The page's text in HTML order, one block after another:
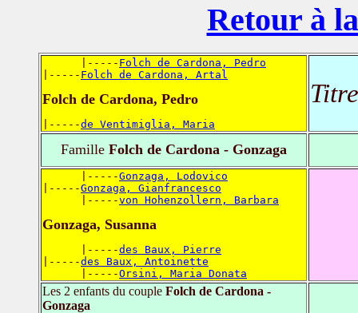
Retour à
      |-----
Folch de Cardona, Pedro
|----- Folch de Cardona, Artal
Folch de Cardona, Pedro
|-----de Ventimiglia, Maria
Famille Folch de Cardona - Gonzaga
      |-----
Gonzaga, Lodovico
|-----Gonzaga, Gianfrancesco
      |-----
von Hohenzollern, Barbara
Gonzaga, Susanna
      |-----
des Baux, Pierre
|-----des Baux, Antoinette
      |-----
Orsini, Maria Donata
Les 2 enfants du couple Folch de Cardona -
Gonzaga